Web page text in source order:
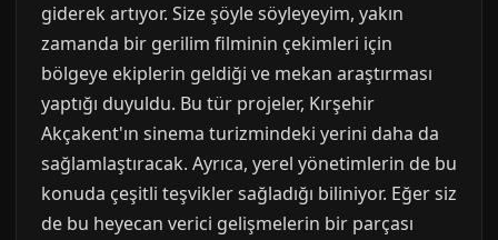
giderek artıyor. Size şöyle söyleyeyim, yakın
zamanda bir gerilim filminin çekimleri için
bölgeye ekiplerin geldiği ve mekan araştırması
yaptığı duyuldu. Bu tür projeler, Kırşehir
Akçakent'ın sinema turizmindeki yerini daha da
sağlamlaştıracak. Ayrıca, yerel yönetimlerin de bu
konuda çeşitli teşvikler sağladığı biliniyor. Eğer siz
de bu heyecan verici gelişmelerin bir parçası